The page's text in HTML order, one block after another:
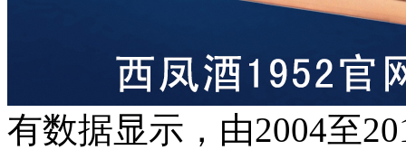
有数据显示，由2004至